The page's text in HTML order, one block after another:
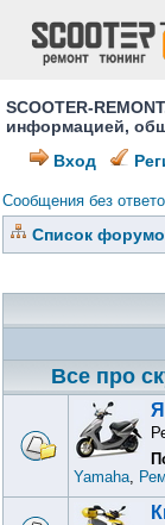
SCOOTER-
информацией,
Вход
Сообщения без
Список
Все про
Yamaha,